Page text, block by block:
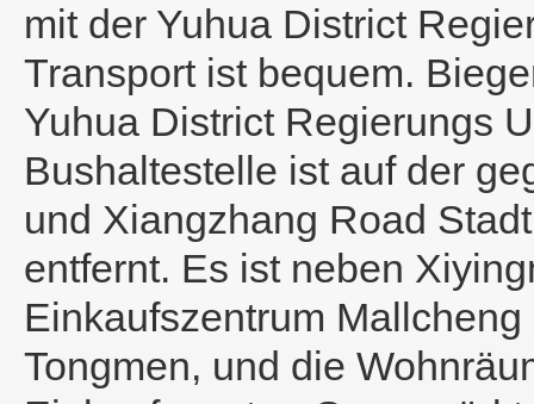
mit der Yuhua District
Transport ist bequem.
Yuhua District Regierungs
Bushaltestelle ist auf der
und Xiangzhang Road
entfernt. Es ist neben
Einkaufszentrum
Tongmen, und die